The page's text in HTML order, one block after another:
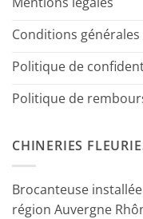
Conditions
Politique de
Politique de
CHINERIES
Brocanteuse
région Auvergne